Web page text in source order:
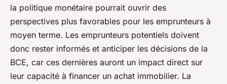
la politique monétaire pourrait ouvrir des
perspectives plus favorables pour les emprunteurs à
moyen terme. Les emprunteurs potentiels doivent
donc rester informés et anticiper les décisions de la
BCE, car ces dernières auront un impact direct sur
leur capacité à financer un achat immobilier. La